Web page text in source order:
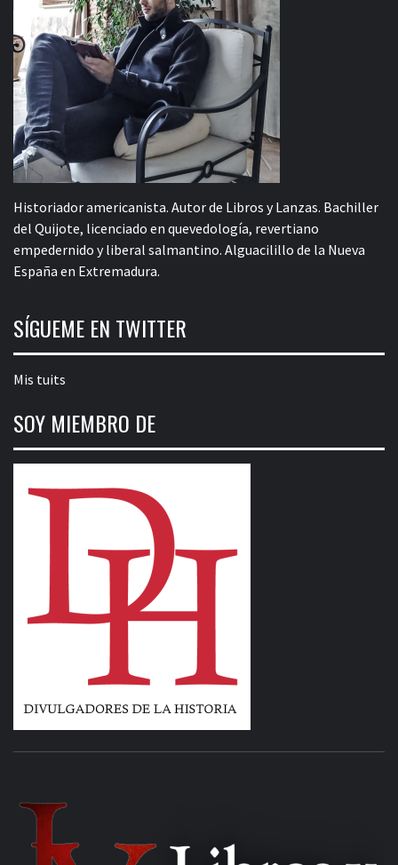
Historiador americanista. Autor de Libros y Lanzas. Bachiller
del Quijote, licenciado en quevedología, revertiano
empedernido y liberal salmantino. Alguacilillo de la Nueva
España en Extremadura.
SÍGUEME EN TWITTER
Mis tuits
SOY MIEMBRO DE